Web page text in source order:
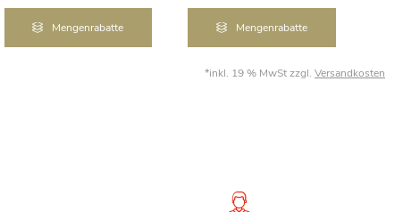
Mengenrabatte Mengenrabatte
*inkl. 19 % MwSt zzgl. Versandkosten